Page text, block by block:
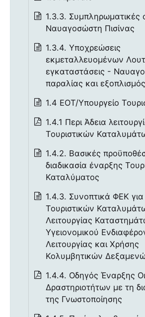
1.3.3. Συμπληρωματικές
Ναυαγοσώστη Πισίνας
1.3.4. Υποχρεώσεις
εκμεταλλευομένων
εγκαταστάσεις -
παραλίας και εξοπλισμός
1.4 ΕΟΤ/Υπουργείο
1.4.1 Περι Άδεια
Τουριστικών
1.4.2. Βασικές
διαδικασία έναρξης
Καταλύματος
1.4.3. Συνοπτικά ΦΕΚ
Τουριστικών
Λειτουργίας
Υγειονομικού
Λειτουργίας και Χρήσης
Κολυμβητικών
1.4.4. Οδηγός Έναρξης
Δραστηριοτήτων με τη
της Γνωστοποίησης